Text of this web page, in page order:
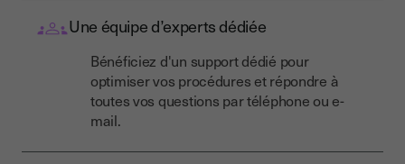
Une équipe d’experts dédiée
Bénéficiez d'un support dédié pour
optimiser vos procédures et répondre à
toutes vos questions par téléphone ou e-
mail.